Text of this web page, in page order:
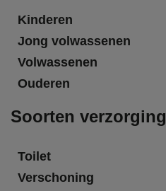
Kinderen
Jong volwassenen
Volwassenen
Ouderen
Soorten verzorging
Toilet
Verschoning